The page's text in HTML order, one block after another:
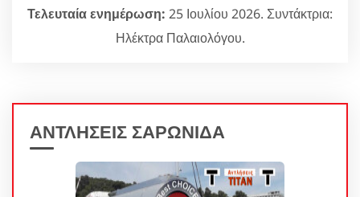
Τελευταία ενημέρωση: 25 Ιουλίου 2026. Συντάκτρια:
Ηλέκτρα Παλαιολόγου.
ΑΝΤΛΗΣΕΙΣ ΣΑΡΩΝΙΔΑ